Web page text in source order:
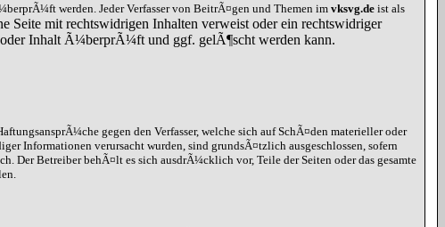
werden. Jeder Verfasser von BeitrÃ¤gen und Themen im vksvg.deist als
Seite mit rechtswidrigen Inhalten verweist oder ein rechtswidriger
Inhalt Ã¼berprÃ¼ft und ggf. gelÃ¶scht werden kann.
gegen den Verfasser, welche sich auf SchÃ¤den materieller oder
Informationen verursacht wurden, sind grundsÃ¤tzlich ausgeschlossen, sofern
Der Betreiber behÃ¤lt es sich ausdrÃ¼cklich vor, Teile der Seiten oder das gesamte